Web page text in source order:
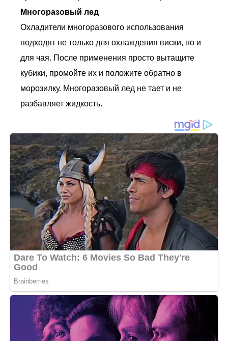
Многоразовый лед
Охладители многоразового использования
подходят не только для охлаждения виски, но и
для чая. После применения просто вытащите
кубики, промойте их и положите обратно в
морозилку. Многоразовый лед не тает и не
разбавляет жидкость.